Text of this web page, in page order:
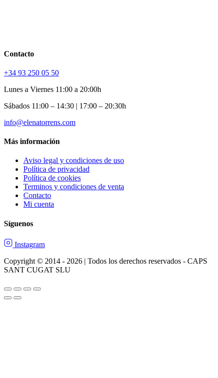
Contacto
+34 93 250 05 50
Lunes a Viernes 11:00 a 20:00h
Sábados 11:00 – 14:30 | 17:00 – 20:30h
info@elenatorrens.com
Más información
Aviso legal y condiciones de uso
Política de privacidad
Política de cookies
Terminos y condiciones de venta
Contacto
Mi cuenta
Síguenos
Instagram
Copyright © 2014 - 2026 | Todos los derechos reservados - CAPS
SANT CUGAT SLU